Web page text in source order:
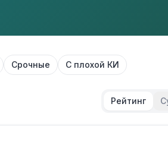
Срочные С плохой КИ
Рейтинг